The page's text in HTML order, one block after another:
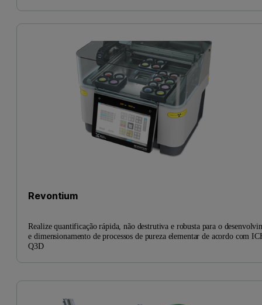
Revontium
Realize quantificação rápida, não destrutiva e robusta para o
e dimensionamento de processos de pureza elementar de acordo com
Q3D